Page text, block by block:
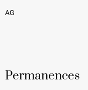
AG
Permanences